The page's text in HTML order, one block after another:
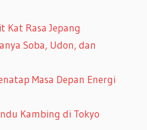
Kat Rasa Jepang
Soba, Udon, dan
Masa Depan Energi
Kambing di Tokyo